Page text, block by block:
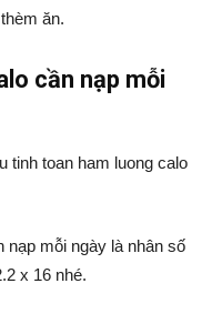
ăn.
cần nạp mỗi
mỗi ngày là nhân số
x 16 nhé.